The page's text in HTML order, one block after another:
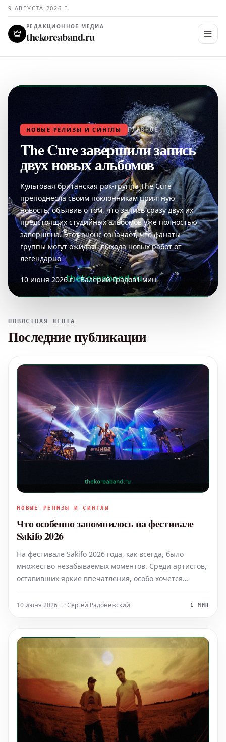
9 АВГУСТА 2026 Г.
РЕДАКЦИОННОЕ МЕДИА
thekoreaband.ru
НОВЫЕ РЕЛИЗЫ И СИНГЛЫ ГЛАВНОЕ
The Cure завершили запись
двух новых альбомов
Культовая британская рок-группа The Cure
преподнесла своим поклонникам приятную
новость, объявив о том, что запись сразу двух их
предстоящих студийных альбомов уже полностью
завершена. Этот анонс означает, что фанаты
группы могут ожидать выхода новых работ от
легендарно
10 июня 2026 г. · Валерий Градов1 мин
НОВОСТНАЯ ЛЕНТА
Последние публикации
НОВЫЕ РЕЛИЗЫ И СИНГЛЫ
Что особенно запомнилось на фестивале
Sakifo 2026
На фестивале Sakifo 2026 года, как всегда, было
множество незабываемых моментов. Среди артистов,
оставивших яркие впечатления, особо хочется
одним из самых запоминающихся событий, подарив
10 июня 2026 г. · Сергей Радонежский 1 МИН